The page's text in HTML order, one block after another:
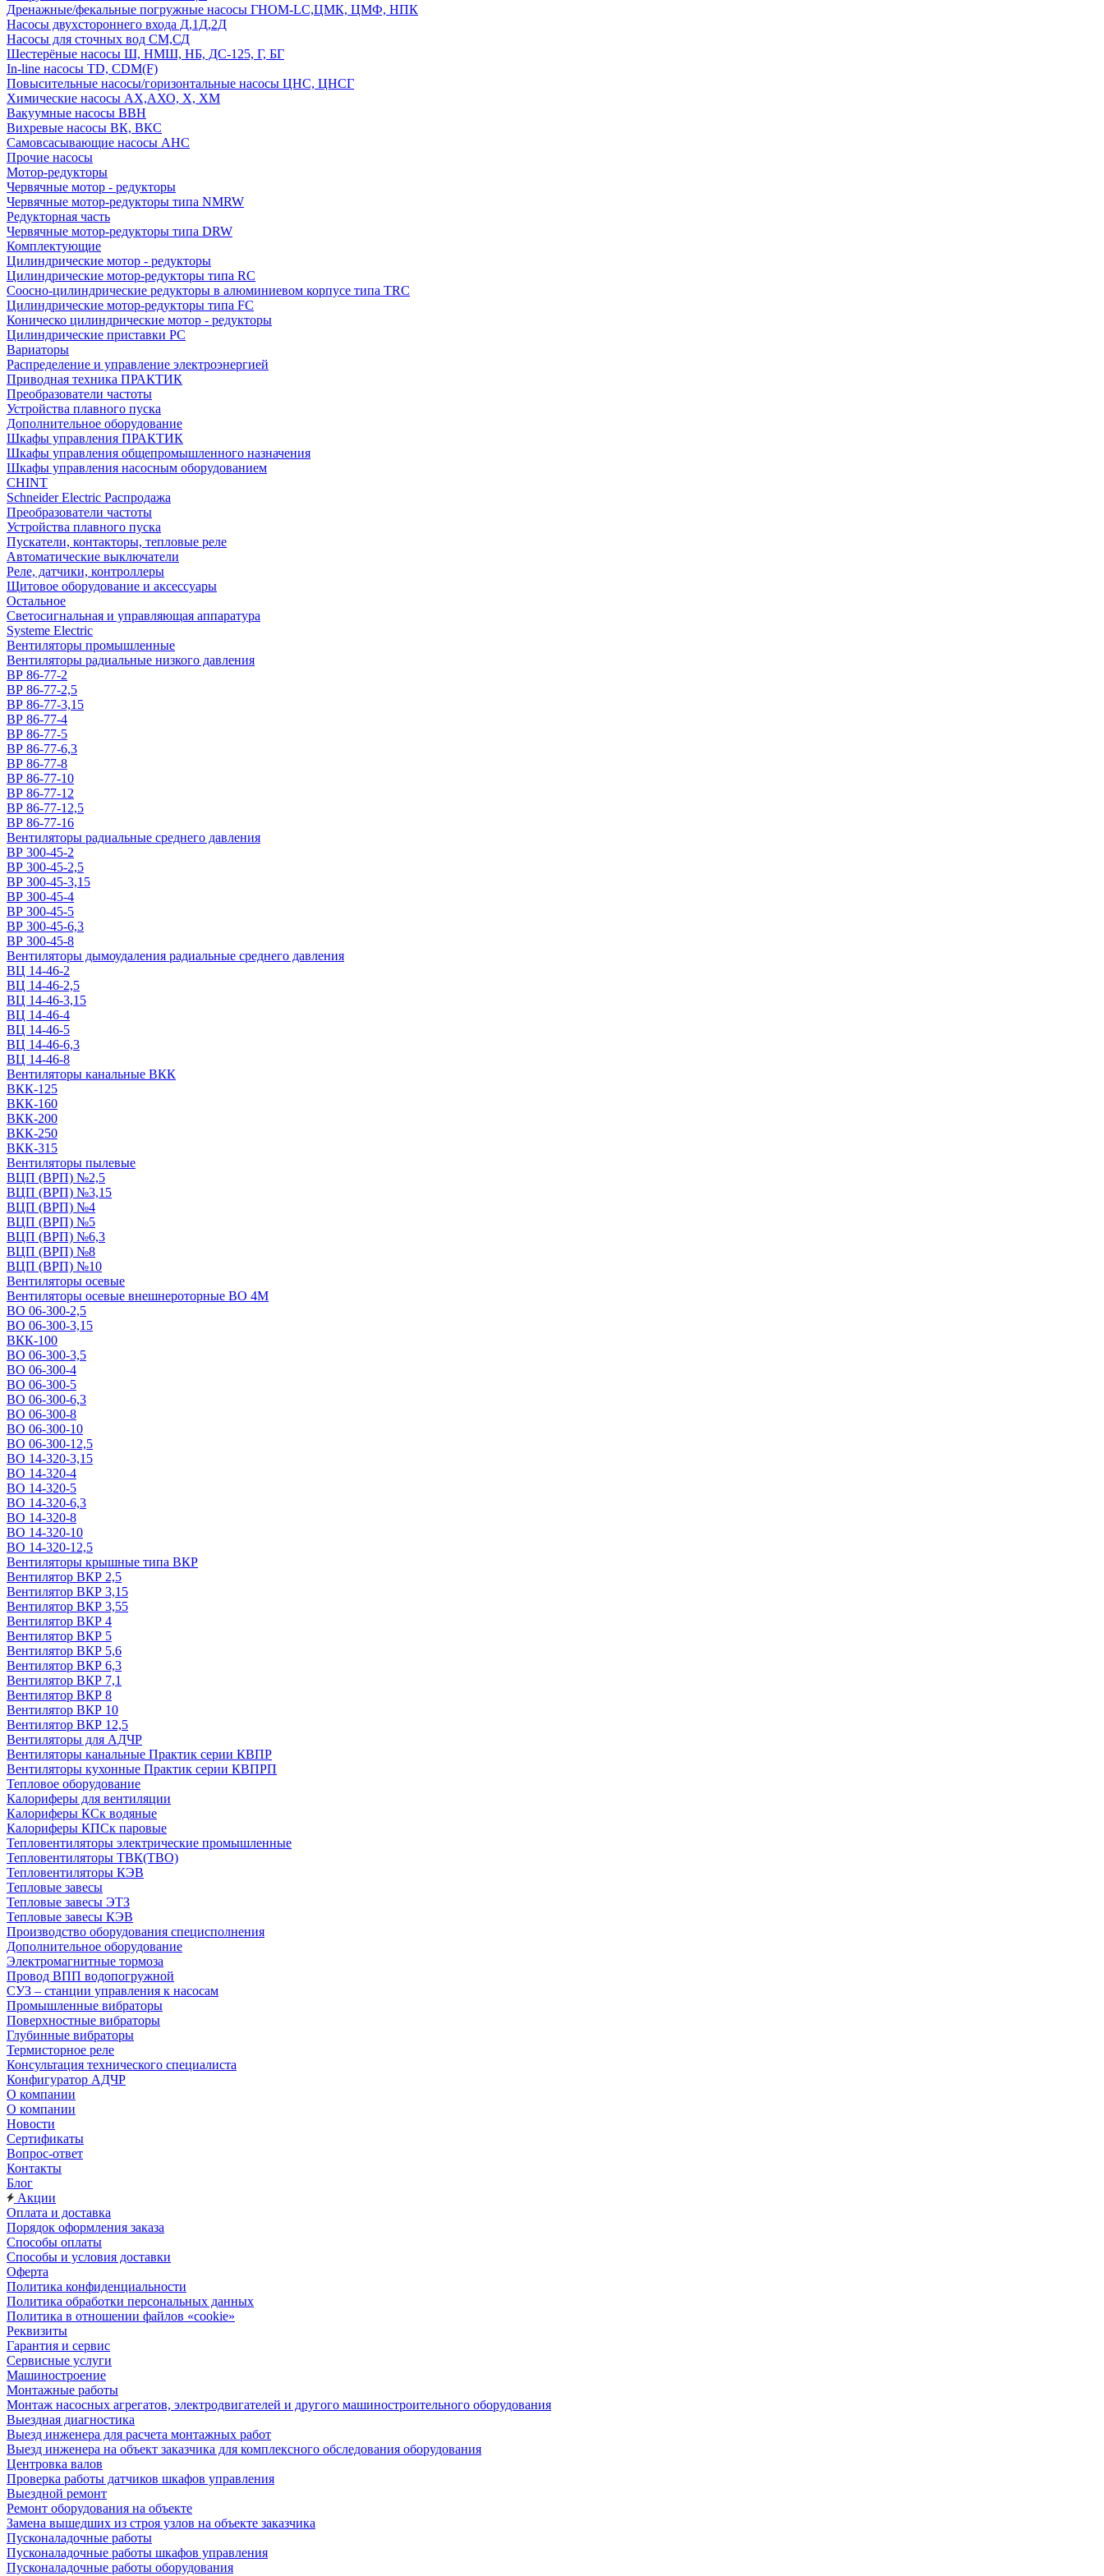
Дренажные/фекальные погружные насосы ГНОМ-LC,ЦМК, ЦМФ, НПК
Насосы двухстороннего входа Д,1Д,2Д
Насосы для сточных вод СМ,СД
Шестерёные насосы Ш, НМШ, НБ, ДС-125, Г, БГ
In-line насосы TD, CDM(F)
Повысительные насосы/горизонтальные насосы ЦНС, ЦНСГ
Химические насосы АХ,АХО, Х, ХМ
Вакуумные насосы ВВН
Вихревые насосы ВК, ВКС
Самовсасывающие насосы АНС
Прочие насосы
Мотор-редукторы
Червячные мотор - редукторы
Червячные мотор-редукторы типа NMRW
Редукторная часть
Червячные мотор-редукторы типа DRW
Комплектующие
Цилиндрические мотор - редукторы
Цилиндрические мотор-редукторы типа RC
Соосно-цилиндрические редукторы в алюминиевом корпусе типа TRC
Цилиндрические мотор-редукторы типа FC
Коническо цилиндрические мотор - редукторы
Цилиндрические приставки PC
Вариаторы
Распределение и управление электроэнергией
Приводная техника ПРАКТИК
Преобразователи частоты
Устройства плавного пуска
Дополнительное оборудование
Шкафы управления ПРАКТИК
Шкафы управления общепромышленного назначения
Шкафы управления насосным оборудованием
CHINT
Schneider Electric Распродажа
Преобразователи частоты
Устройства плавного пуска
Пускатели, контакторы, тепловые реле
Автоматические выключатели
Реле, датчики, контроллеры
Щитовое оборудование и аксессуары
Остальное
Светосигнальная и управляющая аппаратура
Systeme Electric
Вентиляторы промышленные
Вентиляторы радиальные низкого давления
ВР 86-77-2
ВР 86-77-2,5
ВР 86-77-3,15
ВР 86-77-4
ВР 86-77-5
ВР 86-77-6,3
ВР 86-77-8
ВР 86-77-10
ВР 86-77-12
ВР 86-77-12,5
ВР 86-77-16
Вентиляторы радиальные среднего давления
ВР 300-45-2
ВР 300-45-2,5
ВР 300-45-3,15
ВР 300-45-4
ВР 300-45-5
ВР 300-45-6,3
ВР 300-45-8
Вентиляторы дымоудаления радиальные среднего давления
ВЦ 14-46-2
ВЦ 14-46-2,5
ВЦ 14-46-3,15
ВЦ 14-46-4
ВЦ 14-46-5
ВЦ 14-46-6,3
ВЦ 14-46-8
Вентиляторы канальные ВКК
ВКК-125
ВКК-160
ВКК-200
ВКК-250
ВКК-315
Вентиляторы пылевые
ВЦП (ВРП) №2,5
ВЦП (ВРП) №3,15
ВЦП (ВРП) №4
ВЦП (ВРП) №5
ВЦП (ВРП) №6,3
ВЦП (ВРП) №8
ВЦП (ВРП) №10
Вентиляторы осевые
Вентиляторы осевые внешнероторные ВО 4М
ВО 06-300-2,5
ВО 06-300-3,15
ВКК-100
ВО 06-300-3,5
ВО 06-300-4
ВО 06-300-5
ВО 06-300-6,3
ВО 06-300-8
ВО 06-300-10
ВО 06-300-12,5
ВО 14-320-3,15
ВО 14-320-4
ВО 14-320-5
ВО 14-320-6,3
ВО 14-320-8
ВО 14-320-10
ВО 14-320-12,5
Вентиляторы крышные типа ВКР
Вентилятор ВКР 2,5
Вентилятор ВКР 3,15
Вентилятор ВКР 3,55
Вентилятор ВКР 4
Вентилятор ВКР 5
Вентилятор ВКР 5,6
Вентилятор ВКР 6,3
Вентилятор ВКР 7,1
Вентилятор ВКР 8
Вентилятор ВКР 10
Вентилятор ВКР 12,5
Вентиляторы для АДЧР
Вентиляторы канальные Практик серии КВПР
Вентиляторы кухонные Практик серии КВПРП
Тепловое оборудование
Калориферы для вентиляции
Калориферы КСк водяные
Калориферы КПСк паровые
Тепловентиляторы электрические промышленные
Тепловентиляторы ТВК(ТВО)
Тепловентиляторы КЭВ
Тепловые завесы
Тепловые завесы ЭТЗ
Тепловые завесы КЭВ
Производство оборудования специсполнения
Дополнительное оборудование
Электромагнитные тормоза
Провод ВПП водопогружной
СУЗ – станции управления к насосам
Промышленные вибраторы
Поверхностные вибраторы
Глубинные вибраторы
Термисторное реле
Консультация технического специалиста
Конфигуратор АДЧР
О компании
О компании
Новости
Сертификаты
Вопрос-ответ
Контакты
Блог
Акции
Оплата и доставка
Порядок оформления заказа
Способы оплаты
Способы и условия доставки
Оферта
Политика конфиденциальности
Политика обработки персональных данных
Политика в отношении файлов «cookie»
Реквизиты
Гарантия и сервис
Сервисные услуги
Машиностроение
Монтажные работы
Монтаж насосных агрегатов, электродвигателей и другого машиностроительного оборудования
Выездная диагностика
Выезд инженера для расчета монтажных работ
Выезд инженера на объект заказчика для комплексного обследования оборудования
Центровка валов
Проверка работы датчиков шкафов управления
Выездной ремонт
Ремонт оборудования на объекте
Замена вышедших из строя узлов на объекте заказчика
Пусконаладочные работы
Пусконаладочные работы шкафов управления
Пусконаладочные работы оборудования